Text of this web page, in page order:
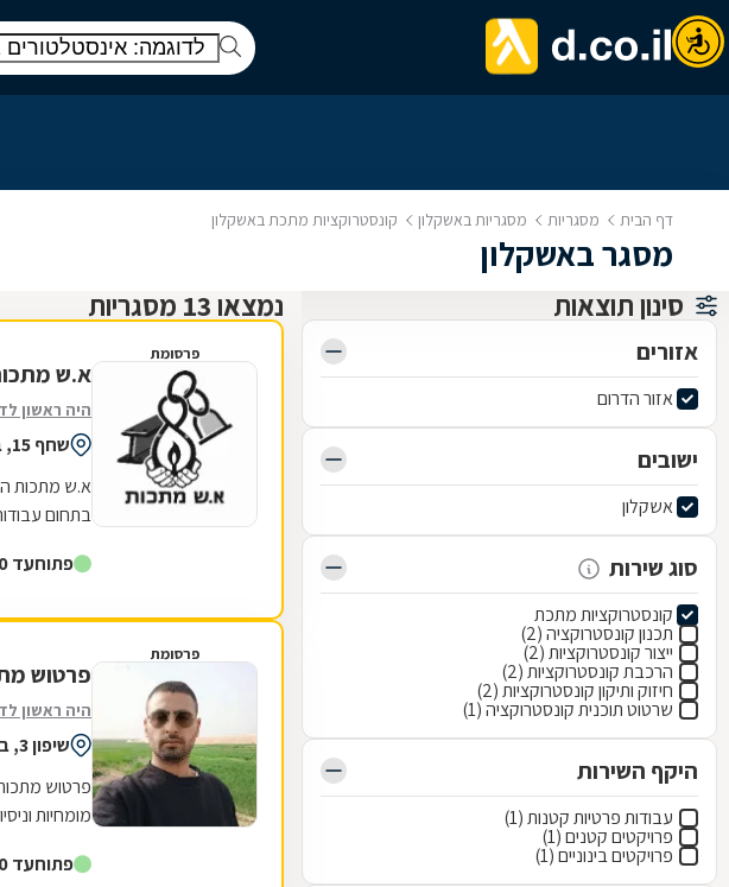
דף הבית מסגריות מסגריות באשקלון קונסטרוקציות מתכת באשקלון
מסגר באשקלון
סינון תוצאות
אזורים
אזור הדרום
ישובים
אשקלון
סוג שירות
קונסטרוקציות מתכת
תכנון קונסטרוקציה (2)
ייצור קונסטרוקציות (2)
הרכבת קונסטרוקציות (2)
חיזוק ותיקון קונסטרוקציות (2)
שרטוט תוכנית קונסטרוקציה (1)
היקף השירות
עבודות פרטיות קטנות (1)
פרויקטים קטנים (1)
פרויקטים בינוניים (1)
נמצאו 13 מסגריות
פרסומת
א.ש
היה ראשון
שחף 15, באר שבע
בתחום
פתוחעד 18:00
פרסומת
פרטוש
היה ראשון
שיפון 3, באר שבע
פרטוש
מומחיות
פתוחעד 18:00